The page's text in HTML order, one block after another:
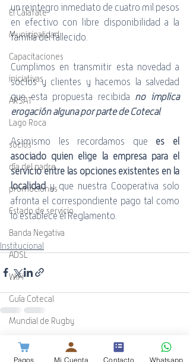
El Calafate
Municipalidad
Capacitaciones
iniciativas
ARSAT
Lago Roca
socios
día del padre
promociones
Estado de servicio
Banda Negativa
ADSL
WiFi
Guía Cotecal
Mundial de Rugby
ESPN
un reintegro inmediato de cuatro mil pesos
en efectivo con libre disponibilidad a la
familia del fallecido.
Cumplimos en transmitir esta novedad a
socios y clientes y hacemos la salvedad
que esta propuesta recibida no implica
erogación alguna por parte de Cotecal.
Asimismo les recordamos que es el
asociado quien elige la empresa para el
servicio entre las opciones existentes en la
localidad y que nuestra Cooperativa solo
afronta el correspondiente pago tal como
lo establece el Reglamento.
Institucional
Entradas recientes Ver todo
Pagos Mi Cuenta Contacto Whatsapp